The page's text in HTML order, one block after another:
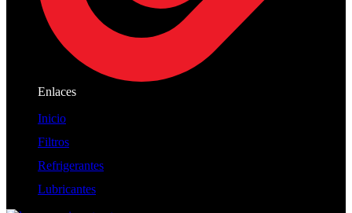
Enlaces
Inicio
Filtros
Refrigerantes
Lubricantes